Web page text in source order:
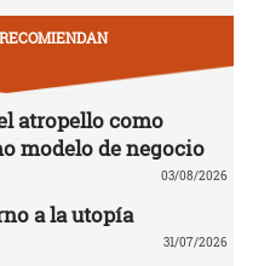
atropello como
modelo de negocio
03/08/2026
a la utopía
31/07/2026